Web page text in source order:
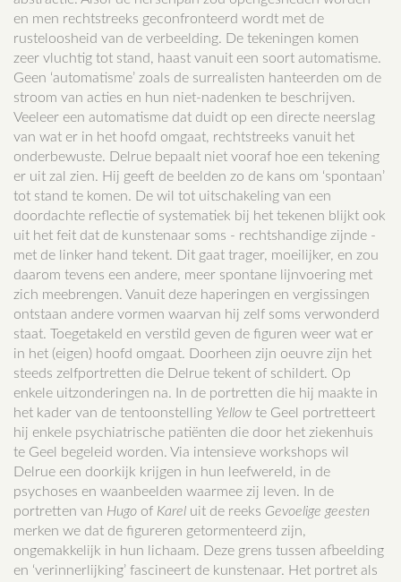
en men rechtstreeks geconfronteerd wordt met de
rusteloosheid van de verbeelding. De tekeningen komen
zeer vluchtig tot stand, haast vanuit een soort automatisme.
Geen ‘automatisme’ zoals de surrealisten hanteerden om de
stroom van acties en hun niet-nadenken te beschrijven.
Veeleer een automatisme dat duidt op een directe neerslag
van wat er in het hoofd omgaat, rechtstreeks vanuit het
onderbewuste. Delrue bepaalt niet vooraf hoe een tekening
er uit zal zien. Hij geeft de beelden zo de kans om ‘spontaan’
tot stand te komen. De wil tot uitschakeling van een
doordachte reflectie of systematiek bij het tekenen blijkt ook
uit het feit dat de kunstenaar soms - rechtshandige zijnde -
met de linker hand tekent. Dit gaat trager, moeilijker, en zou
daarom tevens een andere, meer spontane lijnvoering met
zich meebrengen. Vanuit deze haperingen en vergissingen
ontstaan andere vormen waarvan hij zelf soms verwonderd
staat. Toegetakeld en verstild geven de figuren weer wat er
in het (eigen) hoofd omgaat. Doorheen zijn oeuvre zijn het
steeds zelfportretten die Delrue tekent of schildert. Op
enkele uitzonderingen na. In de portretten die hij maakte in
het kader van de tentoonstelling Yellow te Geel portretteert
hij enkele psychiatrische patiënten die door het ziekenhuis
te Geel begeleid worden. Via intensieve workshops wil
Delrue een doorkijk krijgen in hun leefwereld, in de
psychoses en waanbeelden waarmee zij leven. In de
portretten van Hugo of Karel uit de reeks Gevoelige geesten
merken we dat de figureren getormenteerd zijn,
ongemakkelijk in hun lichaam. Deze grens tussen afbeelding
en ‘verinnerlijking’ fascineert de kunstenaar. Het portret als